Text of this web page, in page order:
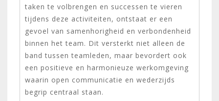
taken te volbrengen en successen te vieren
tijdens deze activiteiten, ontstaat er een
gevoel van samenhorigheid en verbondenheid
binnen het team. Dit versterkt niet alleen de
band tussen teamleden, maar bevordert ook
een positieve en harmonieuze werkomgeving
waarin open communicatie en wederzijds
begrip centraal staan.